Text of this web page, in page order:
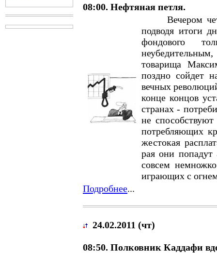
08:00. Нефтяная петля.
Вечером
подводя итоги
фондового
товарища
поздно сойдет
вечных
конце концов
странах -
не
потребляющих
жестокая
рая они попадут
совсем
играющих с
Подробнее...
24.02.2011 (чт)
08:50. Полковник Каддафи